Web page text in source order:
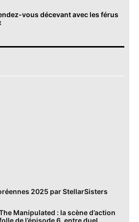
vous décevant avec les férus
2025 par StellarSisters
Manipulated : la scène d’action
de l’épisode 6, entre duel